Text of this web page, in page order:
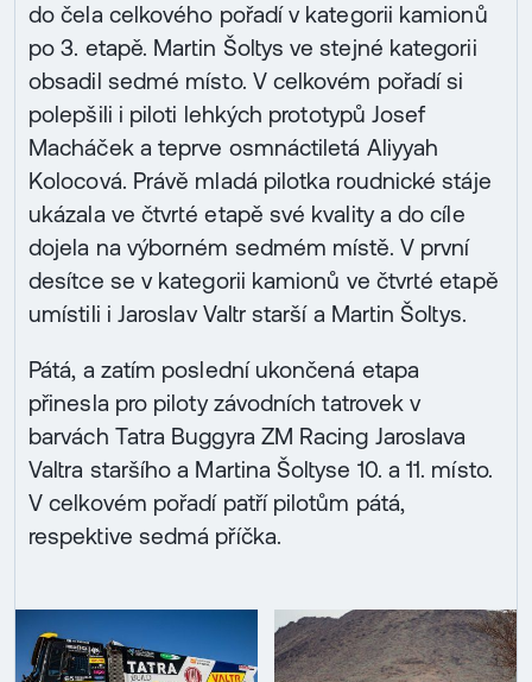
do čela celkového pořadí v kategorii kamionů
po 3. etapě. Martin Šoltys ve stejné kategorii
obsadil sedmé místo. V celkovém pořadí si
polepšili i piloti lehkých prototypů Josef
Macháček a teprve osmnáctiletá Aliyyah
Kolocová. Právě mladá pilotka roudnické stáje
ukázala ve čtvrté etapě své kvality a do cíle
dojela na výborném sedmém místě. V první
desítce se v kategorii kamionů ve čtvrté etapě
umístili i Jaroslav Valtr starší a Martin Šoltys.
Pátá, a zatím poslední ukončená etapa
přinesla pro piloty závodních tatrovek v
barvách Tatra Buggyra ZM Racing Jaroslava
Valtra staršího a Martina Šoltyse 10. a 11. místo.
V celkovém pořadí patří pilotům pátá,
respektive sedmá příčka.